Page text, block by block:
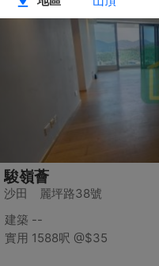
駿嶺薈
沙田 麗坪路38號
建築 --
實用 1588呎 @$35